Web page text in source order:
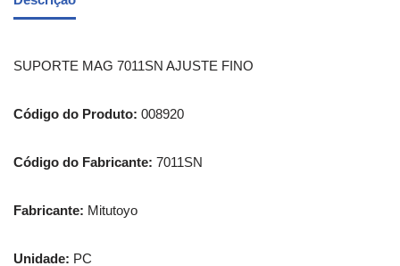
SUPORTE MAG 7011SN AJUSTE FINO
Código do Produto: 008920
Código do Fabricante: 7011SN
Fabricante: Mitutoyo
Unidade: PC